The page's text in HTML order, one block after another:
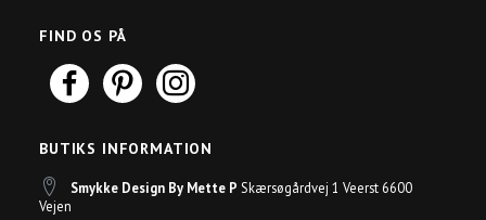
FIND OS PÅ
BUTIKS INFORMATION
Smykke Design By Mette P Skærsøgårdvej 1 Veerst 6600
Vejen